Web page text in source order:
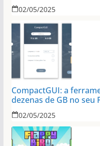
02/05/2025
CompactGUI: a
dezenas de GB no seu
02/05/2025